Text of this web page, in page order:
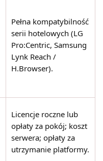
Pełna kompatybilność
serii hotelowych (LG
Pro:Centric, Samsung
Lynk Reach /
H.Browser).
Licencje roczne lub
opłaty za pokój; koszt
serwera; opłaty za
utrzymanie platformy.